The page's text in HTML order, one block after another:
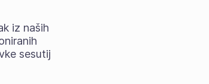
iz naših
sesutij